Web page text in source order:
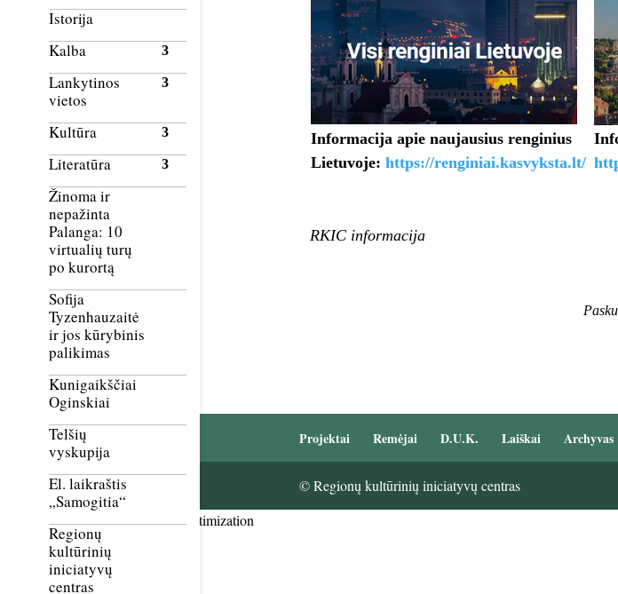
Istorija
Kalba
Lankytinos
vietos
Kultūra
Literatūra
Žinoma ir
nepažinta
Palanga: 10
virtualių turų
po kurortą
Sofija
Tyzenhauzaitė
ir jos kūrybinis
palikimas
Kunigaikščiai
Oginskiai
Telšių
vyskupija
El. laikraštis
„Samogitia“
Regionų
kultūrinių
iniciatyvų
centras
Informacija apie naujausius renginius
Lietuvoje: https://renginiai.kasvyksta.lt/
RKIC informacija
Projektai Remėjai D.U.K. Laiškai Archyvas
© Regionų kultūrinių iniciatyvų centras
Smush Image Compression and Optimization